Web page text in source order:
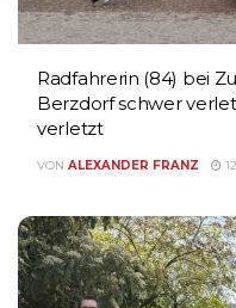
Radfahrerin (84) bei
Berzdorf schwer
verletzt
VON ALEXANDER FRANZ